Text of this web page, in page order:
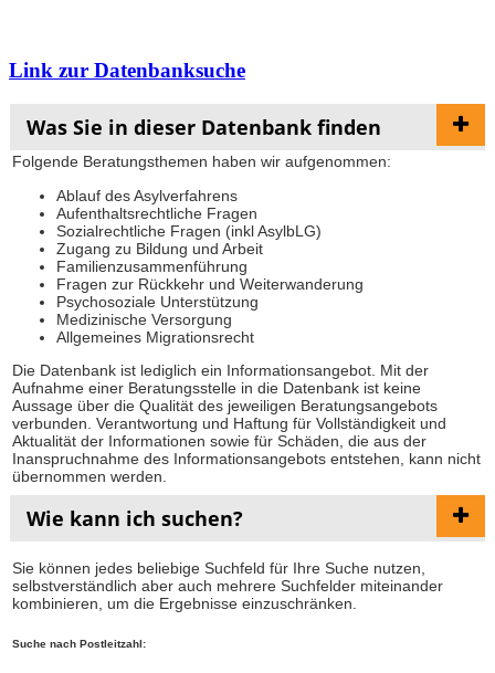
Link zur Datenbanksuche
Was Sie in dieser Datenbank finden
Folgende Beratungsthemen haben wir aufgenommen:
Ablauf des Asylverfahrens
Aufenthaltsrechtliche Fragen
Sozialrechtliche Fragen (inkl AsylbLG)
Zugang zu Bildung und Arbeit
Familienzusammenführung
Fragen zur Rückkehr und Weiterwanderung
Psychosoziale Unterstützung
Medizinische Versorgung
Allgemeines Migrationsrecht
Die Datenbank ist lediglich ein Informationsangebot. Mit der
Aufnahme einer Beratungsstelle in die Datenbank ist keine
Aussage über die Qualität des jeweiligen Beratungsangebots
verbunden. Verantwortung und Haftung für Vollständigkeit und
Aktualität der Informationen sowie für Schäden, die aus der
Inanspruchnahme des Informationsangebots entstehen, kann nicht
übernommen werden.
Wie kann ich suchen?
Sie können jedes beliebige Suchfeld für Ihre Suche nutzen,
selbstverständlich aber auch mehrere Suchfelder miteinander
kombinieren, um die Ergebnisse einzuschränken.
Suche nach Postleitzahl: